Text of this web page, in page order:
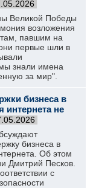
Великой Победы
возложения
павшим на
первые шли в
знали имена
за мир".
бизнеса в
интернета не
бизнеса в
Об этом
Дмитрий Песков.
с